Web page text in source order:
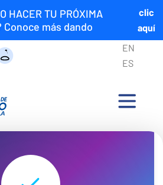
HACER TU PRÓXIMA
Conoce más dando
clic
aquí
EN
ES